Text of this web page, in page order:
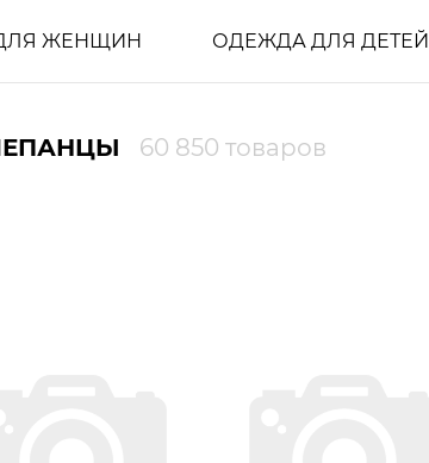
ЖЕНЩИН ОДЕЖДА ДЛЯ ДЕТЕЙ
60 850 товаров